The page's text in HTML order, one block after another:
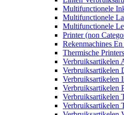
Multifunctionele
Multifunctionele
Multifunctionele
Printer (non
Rekenmachines
Thermische Printers
Verbruiksartikelen
Verbruiksartikelen
Verbruiksartikelen
Verbruiksartikelen
Verbruiksartikelen
Verbruiksartikelen